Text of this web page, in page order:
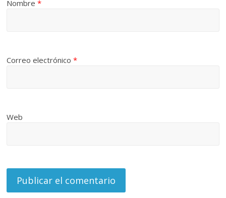
Nombre*
Correo electrónico*
Web